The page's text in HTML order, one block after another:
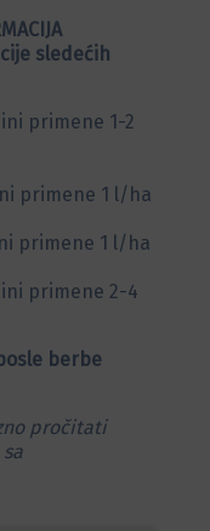
sledećih
primene 1-2
primene 1 l/ha
primene 1 l/ha
primene 2-4
berbe
pročitati